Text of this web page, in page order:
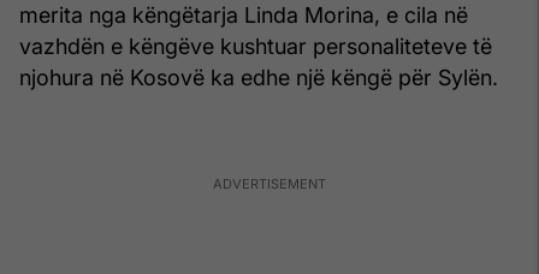
merita nga këngëtarja Linda Morina, e cila në
vazhdën e këngëve kushtuar personaliteteve të
njohura në Kosovë ka edhe një këngë për Sylën.